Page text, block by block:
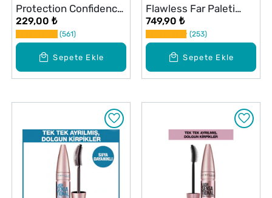
Sepete Ekle
Protection Confidence
Kadın Deodorant 150
ml
229,00 ₺
561
Sepete Ekle
Flawless Far Paleti
Allure
749,90 ₺
253